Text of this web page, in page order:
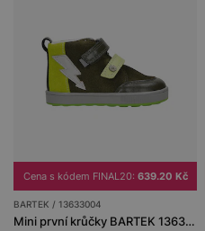
Cena s kódem FINAL20: 639.20 Kč
BARTEK / 13633004
Mini první krůčky BARTEK 13633004, pro chlapce, zelené